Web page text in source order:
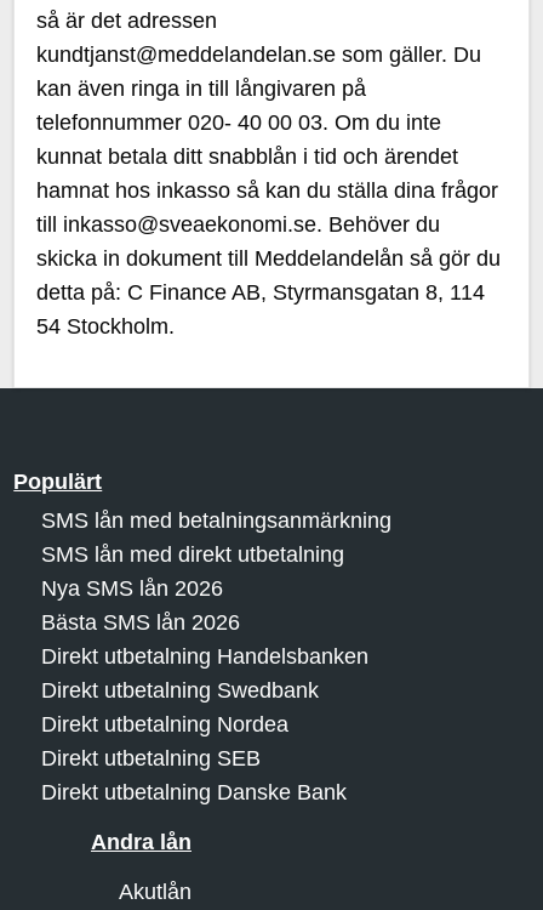
så är det adressen
kundtjanst@meddelandelan.se som gäller. Du
kan även ringa in till långivaren på
telefonnummer 020- 40 00 03. Om du inte
kunnat betala ditt snabblån i tid och ärendet
hamnat hos inkasso så kan du ställa dina frågor
till inkasso@sveaekonomi.se. Behöver du
skicka in dokument till Meddelandelån så gör du
detta på: C Finance AB, Styrmansgatan 8, 114
54 Stockholm.
Populärt
SMS lån med betalningsanmärkning
SMS lån med direkt utbetalning
Nya SMS lån 2026
Bästa SMS lån 2026
Direkt utbetalning Handelsbanken
Direkt utbetalning Swedbank
Direkt utbetalning Nordea
Direkt utbetalning SEB
Direkt utbetalning Danske Bank
Andra lån
Akutlån